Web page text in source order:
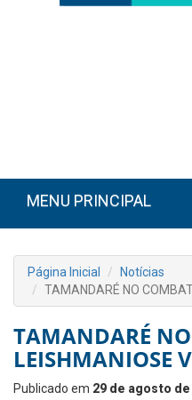
MENU PRINCIPAL
Página Inicial
Notícias
TAMANDARÉ NO
TAMANDARÉ
LEISHMANIOSE
Publicado em 29 de agosto de